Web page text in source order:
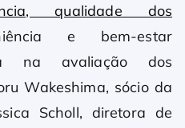
qualidade dos
e bem-estar
na avaliação dos
Wakeshima, sócio da
Scholl, diretora de